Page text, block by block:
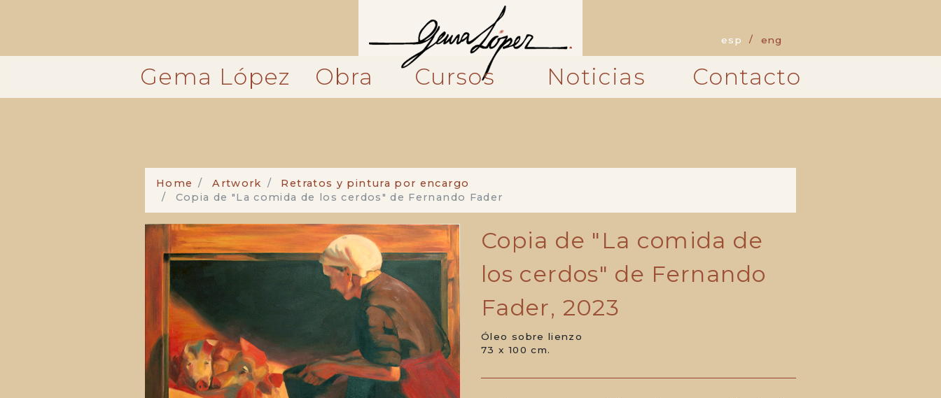
esp eng
Gema López Obra Cursos Noticias Contacto
Home Artwork
Retratos y pintura por encargo
Copia de "La comida de los cerdos" de Fernando Fader
Copia de "La comida de
los cerdos" de Fernando
Fader, 2023
Óleo sobre lienzo
73 x 100 cm.